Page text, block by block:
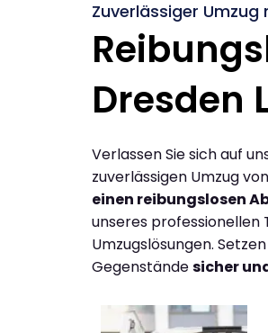
Zuverlässiger Umzug
Dresden
Verlassen Sie sich auf
zuverlässigen Umzug
einen reibungslosen
unseres
Umzugslösungen.
Gegenständesicher